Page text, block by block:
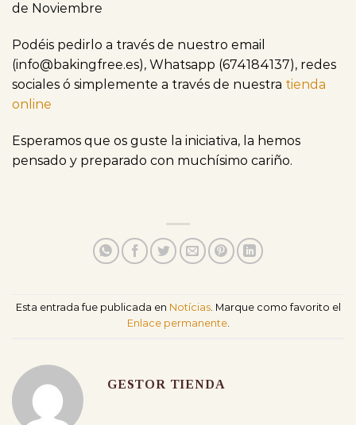
de Noviembre
Podéis pedirlo a través de nuestro email
(info@bakingfree.es), Whatsapp (674184137), redes
sociales ó simplemente a través de nuestra tienda
online
Esperamos que os guste la iniciativa, la hemos
pensado y preparado con muchísimo cariño.
Esta entrada fue publicada en Notícias. Marque como favorito el
Enlace permanente.
GESTOR TIENDA